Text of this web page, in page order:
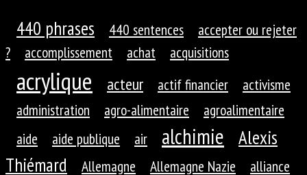
440 phrases 440 sentences
accepter ou rejeter
?
accomplissement achat acquisitions
acrylique acteur actif financier
activisme
administration
agro-alimentaire
agroalimentaire
aide
aide publique air alchimie
Alexis
Thiémard
Allemagne Allemagne Nazie
alliance